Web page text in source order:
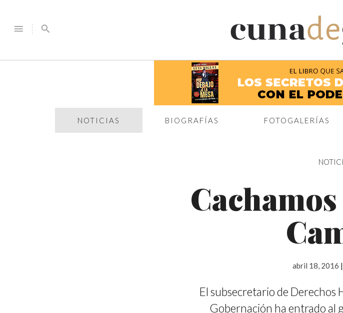
menu search
NOTICIAS BIOGRAFÍAS FOTOGALERÍAS
abril 18, 2016 |
El subsecretario de Derechos
Gobernación ha entrado al